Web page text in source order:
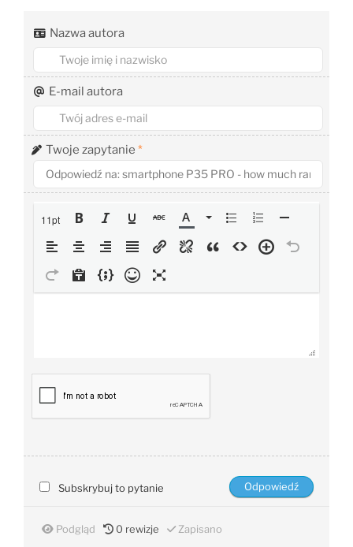
Nazwa autora
E-mail autora
Twoje zapytanie *
11pt
Subskrybuj to pytanie
Podgląd 0 rewizje Zapisano